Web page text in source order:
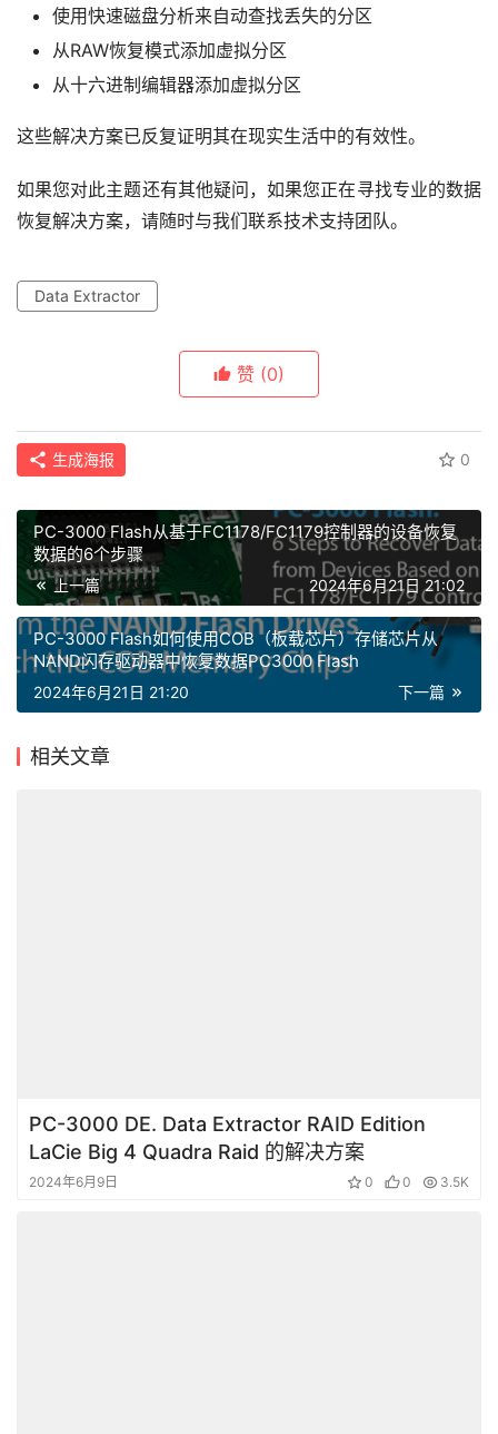
使用快速磁盘分析来自动查找丢失的分区
从RAW恢复模式添加虚拟分区
从十六进制编辑器添加虚拟分区
这些解决方案已反复证明其在现实生活中的有效性。
如果您对此主题还有其他疑问，如果您正在寻找专业的数据
恢复解决方案，请随时与我们联系技术支持团队。
Data Extractor
赞 (0)
生成海报 0
PC-3000 Flash从基于FC1178/FC1179控制器的设备恢复
数据的6个步骤
上一篇 2024年6月21日 21:02
PC-3000 Flash如何使用COB（板载芯片）存储芯片从
NAND闪存驱动器中恢复数据PC3000 Flash
下一篇
2024年6月21日 21:20
相关文章
PC-3000 DE. Data Extractor RAID Edition
LaCie Big 4 Quadra Raid 的解决方案
2024年6月9日 0 0 3.5K